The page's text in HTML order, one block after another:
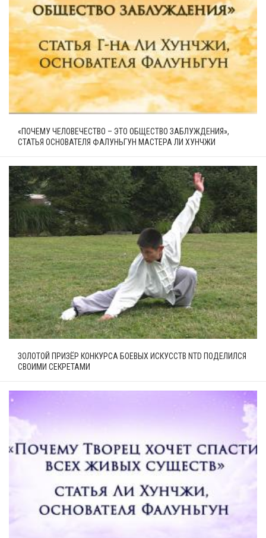
«ПОЧЕМУ ЧЕЛОВЕЧЕСТВО – ЭТО ОБЩЕСТВО ЗАБЛУЖДЕНИЯ»,
СТАТЬЯ ОСНОВАТЕЛЯ ФАЛУНЬГУН МАСТЕРА ЛИ ХУНЧЖИ
ЗОЛОТОЙ ПРИЗЁР КОНКУРСА БОЕВЫХ ИСКУССТВ NTD ПОДЕЛИЛСЯ
СВОИМИ СЕКРЕТАМИ